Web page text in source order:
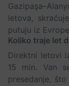
letova,
putuju iz
Koliko traje let
Direktni letovi
15 min. Van
presedanje,